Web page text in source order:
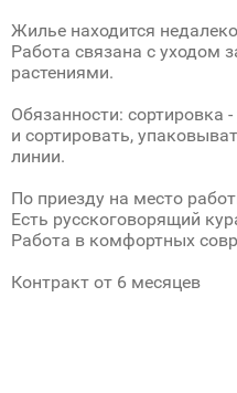
Жилье находится
Работа связана с уходом
растениями.
Обязанности: сортировка
и сортировать,
линии.
По приезду на место
Есть русскоговорящий
Работа в комфортных
Контракт от 6 месяцев